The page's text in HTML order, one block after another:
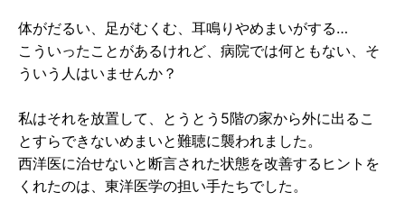
体がだるい、足がむくむ、耳鳴りやめまいがする…
こういったことがあるけれど、病院では何ともない、そ
ういう人はいませんか？
私はそれを放置して、とうとう5階の家から外に出るこ
とすらできないめまいと難聴に襲われました。
西洋医に治せないと断言された状態を改善するヒントを
くれたのは、東洋医学の担い手たちでした。